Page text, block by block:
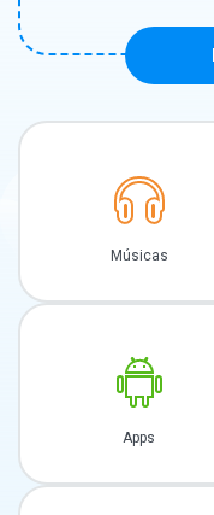
Músicas
Apps